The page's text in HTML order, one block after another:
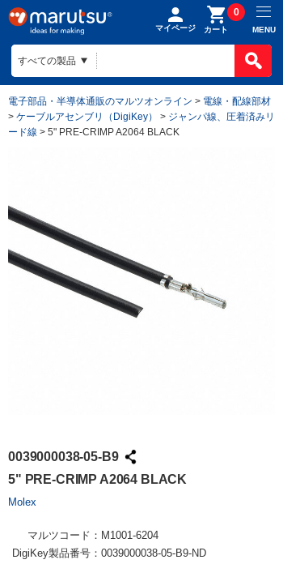
マイページ カート
0
MENU
電子部品・半導体通販のマルツオンライン > 電線・配線部材
> ケーブルアセンブリ（DigiKey） > ジャンパ線、圧着済みリ
ード線 > 5" PRE-CRIMP A2064 BLACK
0039000038-05-B9
5" PRE-CRIMP A2064 BLACK
Molex
マルツコード： M1001-6204
DigiKey製品番号： 0039000038-05-B9-ND